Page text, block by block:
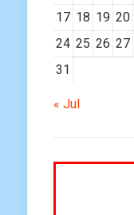
17 18 19 20
24 25 26 27
31
« Jul